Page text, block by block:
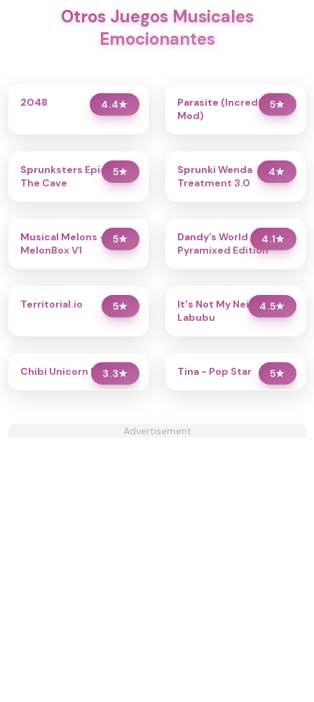
Otros Juegos Musicales
Emocionantes
4.4★
2048 5★
Parasite (Incredibox
Mod)
5★
Sprunksters Episode 2:
The Cave
4★
Sprunki Wenda
Treatment 3.0
5★
Musical Melons –
MelonBox V1
4.1★
Dandy’s World
Pyramixed Edition
5★
Territorial.io 4.5★
It's Not My Neighbor:
Labubu
3.3★
Chibi Unicorn Dress Up 5★
Tina - Pop Star
Advertisement